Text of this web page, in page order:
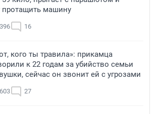
машину
16
кого ты травила»: прикамца
к 22 годам за убийство семьи
сейчас он звонит ей с угрозами
27